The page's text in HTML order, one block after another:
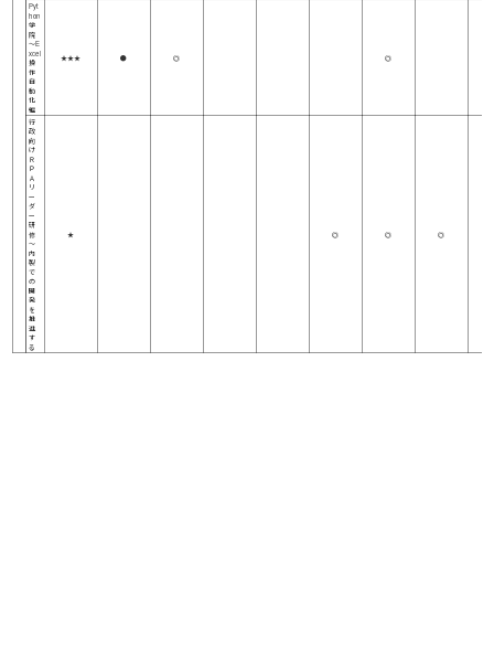
Pyt
hon
学
院
～E
xcel
操
作
自
動
化
編
★★★ ● ◎ ◎
行
政
向
け
Ｒ
Ｐ
Ａ
リ
ー
ダ
ー
研
修
～
内
製
で
の
開
発
を
推
進
す
る
★ ◎ ◎ ◎